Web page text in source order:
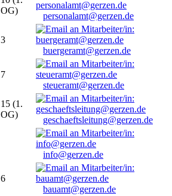
OG)
personalamt@gerzen.de
3
buergeramt@gerzen.de
7
steueramt@gerzen.de
15 (1.
OG)
geschaeftsleitung@gerzen.de
info@gerzen.de
6
bauamt@gerzen.de